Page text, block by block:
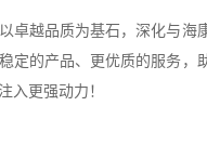
卓越品质为基石，深化与海
定的产品、更优质的服务，
入更强动力！